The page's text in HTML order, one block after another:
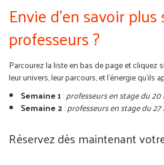
Envie d'en savoir plus
professeurs ?
Parcourez la liste en bas de page et cliquez
leur univers, leur parcours, et l’énergie qu’ils
Semaine 1 :professeurs en stage du
Semaine 2:professeurs en stage du
Réservez dès maintenant